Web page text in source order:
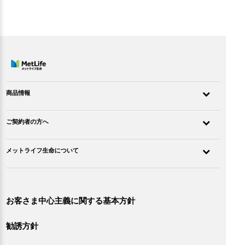
商品情報
ご契約者の方へ
メットライフ生命について
お客さま中心主義に関する基本方針
勧誘方針